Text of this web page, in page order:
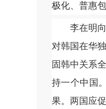
极化、普惠
李在明向
对韩国在华
固韩中关系
持一个中国
果。两国应